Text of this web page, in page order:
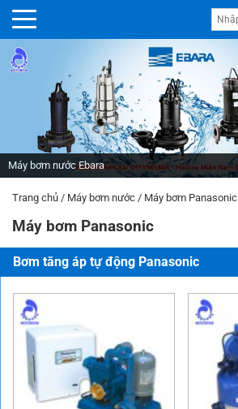
Máy bơm nước Ebara
Trang chủ / Máy bơm nước / Máy bơm Panasonic
Máy bơm Panasonic
Bơm tăng áp tự động Panasonic